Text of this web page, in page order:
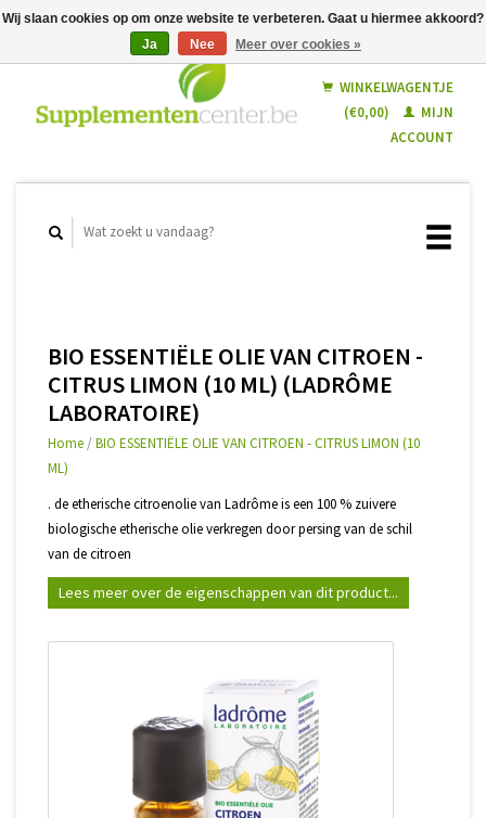
Nederlands
WINKELWAGENTJE
(€0,00)
MIJN
ACCOUNT
BIO ESSENTIËLE OLIE VAN CITROEN -
CITRUS LIMON (10 ML) (LADRÔME
LABORATOIRE)
Home /BIO ESSENTIËLE OLIE VAN CITROEN - CITRUS LIMON (10
ML)
. de etherische citroenolie van Ladrôme is een 100 % zuivere
biologische etherische olie verkregen door persing van de schil
van de citroen
Lees meer over de eigenschappen van dit product...
Wij slaan cookies op om onze website te verbeteren. Gaat u hiermee akkoord?
Ja
Nee Meer over cookies »